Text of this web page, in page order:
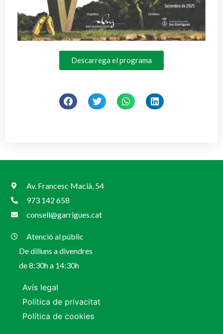
Descarrega el programa
Av. Francesc Macià, 54
973 142 658
consell@garrigues.cat
Atenció al públic
De dilluns a divendres
de 8:30h a 14:30h
Avís legal
Política de privacitat
Política de cookies